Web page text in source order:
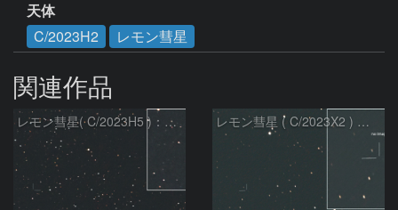
天体
C/2023H2
レモン彗星
関連作品
レモン彗星( C/2023H5 )：2026/05/20 レモン彗星 ( C/2023X2 ) の予報位置：2026/05/29